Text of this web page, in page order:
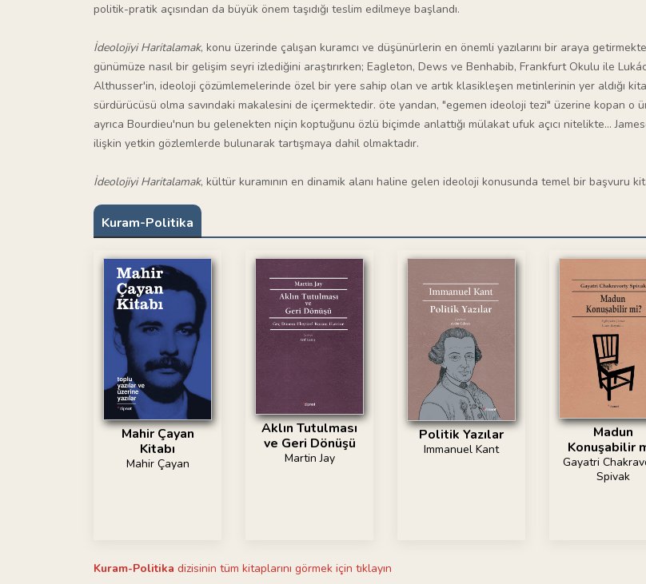
politik-pratik açısından da büyük önem taşıdığı teslim edilmeye başlandı.
İdeolojiyi Haritalamak, konu üzerinde çalışan kuramcı ve düşünürlerin en önemli yazılarını bir araya
günümüze nasıl bir gelişim seyri izlediğini araştırırken; Eagleton, Dews ve Benhabib, Frankfurt Okulu ile
Althusser'in, ideoloji çözümlemelerinde özel bir yere sahip olan ve artık klasikleşen metinlerinin yer aldığı
sürdürücüsü olma savındaki makalesini de içermektedir. öte yandan, "egemen ideoloji tezi" üzerine kopan
ayrıca Bourdieu'nun bu gelenekten niçin koptuğunu özlü biçimde anlattığı mülakat ufuk açıcı nitelikte...
ilişkin yetkin gözlemlerde bulunarak tartışmaya dahil olmaktadır.
İdeolojiyi Haritalamak, kültür kuramının en dinamik alanı haline gelen ideoloji konusunda temel bir başvuru
Kuram-Politika
Mahir Çayan
Kitabı
Mahir Çayan
Aklın Tutulması
ve Geri Dönüşü
Martin Jay
Politik Yazılar
Immanuel Kant
Madun
Konuşabilir
Gayatri
Spivak
Kuram-Politika dizisinin tüm kitaplarını görmek için tıklayın